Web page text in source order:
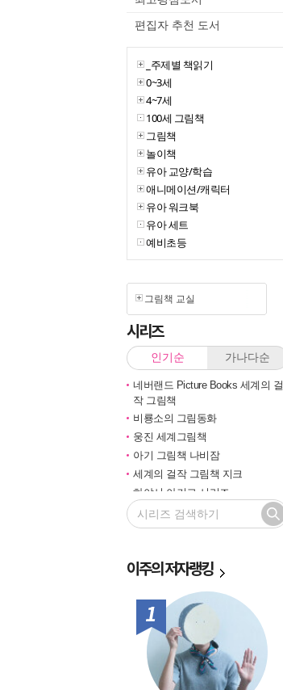
편집자 추천 도서
_주제별 책읽기
0~3세
4~7세
100세 그림책
그림책
놀이책
유아 교양/학습
애니메이션/캐릭터
유아 워크북
유아 세트
예비초등
그림책 교실
시리즈
인기순 가나다순
네버랜드 Picture Books 세계의 걸
작 그림책
비룡소의 그림동화
웅진 세계그림책
아기 그림책 나비잠
세계의 걸작 그림책 지크
하야시 아키코 시리즈
길벗 기적의 학습법
마루벌의 좋은 그림책
민들레 그림책
비룡소 창작그림책
전통문화 그림책 솔거나라
베틀북 그림책
그림책은 내 친구
미래그림책
이주의저자랭킹
1위